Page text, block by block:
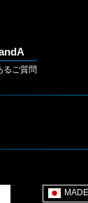
るご質問